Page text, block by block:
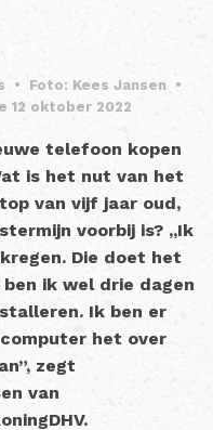
• Foto: Kees Jansen
•
12 oktober 2022
telefoon kopen
is het nut van het
van vijf jaar oud,
voorbij is? ,,Ik
Die doet het
ik wel drie dagen
Ik ben er
het over
zegt
van